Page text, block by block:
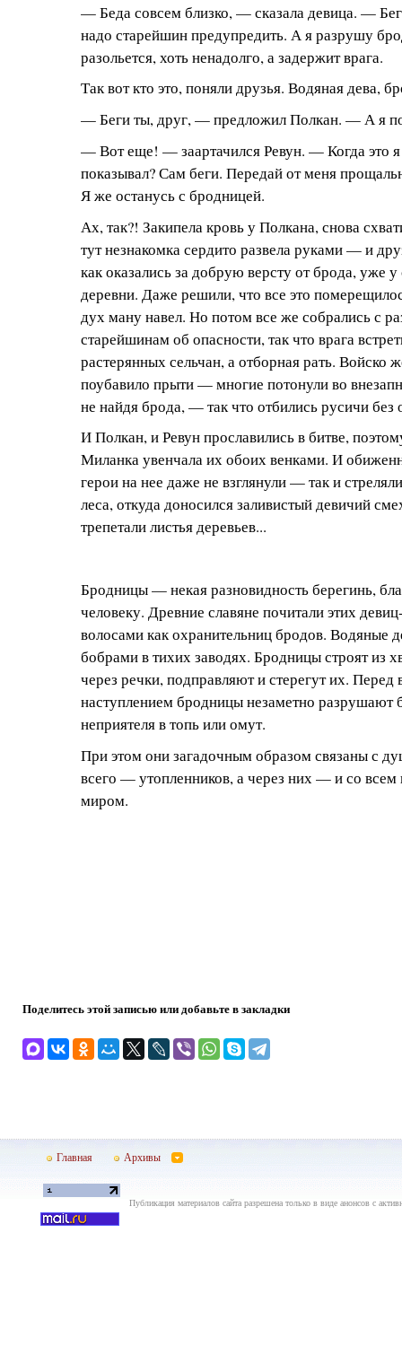
— Беда совсем близко, — сказала девица. —
надо старейшин предупредить. А я разрушу
разольется, хоть ненадолго, а задержит врага.
Так вот кто это, поняли друзья. Водяная дева,
— Беги ты, друг, — предложил Полкан. — А я
— Вот еще! — заартачился Ревун. — Когда это я
показывал? Сам беги. Передай от меня
Я же останусь с бродницей.
Ах, так?! Закипела кровь у Полкана, снова
тут незнакомка сердито развела руками — и
как оказались за добрую версту от брода, уже
деревни. Даже решили, что все это
дух ману навел. Но потом все же собрались с
старейшинам об опасности, так что врага
растерянных сельчан, а отборная рать. Войско
поубавило прыти — многие потонули во
не найдя брода, — так что отбились русичи без
И Полкан, и Ревун прославились в битве,
Миланка увенчала их обоих венками. И
герои на нее даже не взглянули — так и
леса, откуда доносился заливистый девичий
трепетали листья деревьев...
Бродницы — некая разновидность берегинь,
человеку. Древние славяне почитали этих
волосами как охранительниц бродов. Водяные
бобрами в тихих заводях. Бродницы строят из
через речки, подправляют и стерегут их.
наступлением бродницы незаметно разрушают
неприятеля в топь или омут.
При этом они загадочным образом связаны с
всего — утопленников, а через них — и со
миром.
Поделитесь этой записью или добавьте в закладки
Главная Архивы
Публикация материалов сайта разрешена только в виде анонсов с